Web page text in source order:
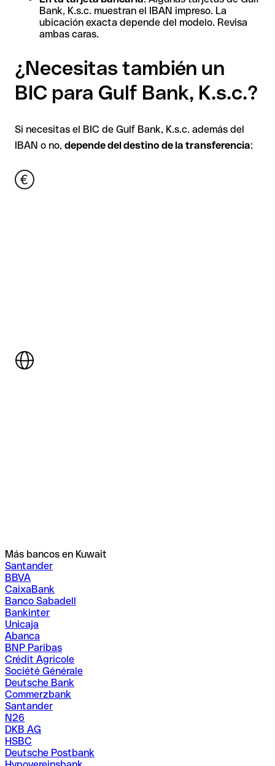
Bank, K.s.c. muestran el IBAN impreso. La
ubicación exacta depende del modelo. Revisa
ambas caras.
¿Necesitas también un
BIC para Gulf Bank, K.s.c.?
Si necesitas el BIC de Gulf Bank, K.s.c. además del
IBAN o no, depende del destino de la transferencia:
Más bancos en Kuwait
Santander
BBVA
CaixaBank
Banco Sabadell
Bankinter
Unicaja
Abanca
BNP Paribas
Crédit Agricole
Société Générale
Deutsche Bank
Commerzbank
Santander
N26
DKB AG
HSBC
Deutsche Postbank